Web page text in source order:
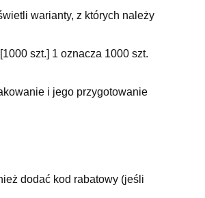
warianty, z których należy
szt.] 1 oznacza 1000 szt.
i jego przygotowanie
dodać kod rabatowy (jeśli